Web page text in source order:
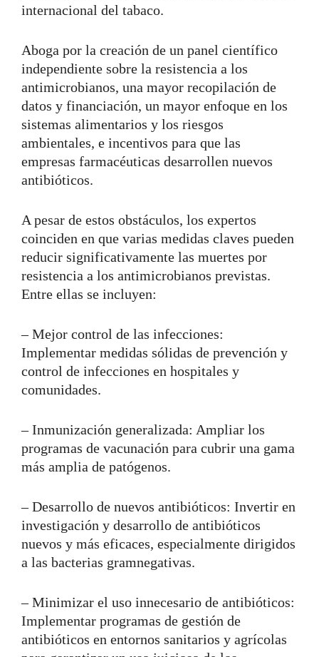
internacional del tabaco.
Aboga por la creación de un panel científico
independiente sobre la resistencia a los
antimicrobianos, una mayor recopilación de
datos y financiación, un mayor enfoque en los
sistemas alimentarios y los riesgos
ambientales, e incentivos para que las
empresas farmacéuticas desarrollen nuevos
antibióticos.
A pesar de estos obstáculos, los expertos
coinciden en que varias medidas claves pueden
reducir significativamente las muertes por
resistencia a los antimicrobianos previstas.
Entre ellas se incluyen:
– Mejor control de las infecciones:
Implementar medidas sólidas de prevención y
control de infecciones en hospitales y
comunidades.
– Inmunización generalizada: Ampliar los
programas de vacunación para cubrir una gama
más amplia de patógenos.
– Desarrollo de nuevos antibióticos: Invertir en
investigación y desarrollo de antibióticos
nuevos y más eficaces, especialmente dirigidos
a las bacterias gramnegativas.
– Minimizar el uso innecesario de antibióticos:
Implementar programas de gestión de
antibióticos en entornos sanitarios y agrícolas